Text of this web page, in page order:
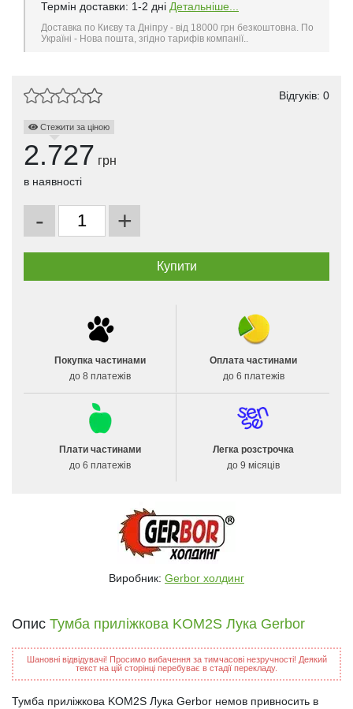
Термін доставки: 1-2 дні Детальніше...
Доставка по Києву та Дніпру - від 18000 грн безкоштовна. По
Україні - Нова пошта, згідно тарифів компанії..
Відгуків: 0
Стежити за ціною
2.727 грн
в наявності
- +
Покупка частинами
до 8 платежів
Оплата частинами
до 6 платежів
Плати частинами
до 6 платежів
Легка розстрочка
до 9 місяців
Виробник: Gerbor холдинг
Опис Тумба приліжкова KOM2S Лука Gerbor
Шановні відвідувачі! Просимо вибачення за тимчасові незручності! Деякий
текст на цій сторінці перебуває в стадії перекладу.
Тумба приліжкова KOM2S Лука Gerbor немов привносить в